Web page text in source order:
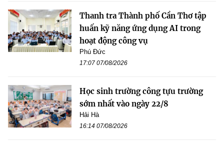
Thanh tra Thành phố Cần Thơ tập
huấn kỹ năng ứng dụng AI trong
hoạt động công vụ
Phú Đức
17:07 07/08/2026
Học sinh trường công tựu trường
sớm nhất vào ngày 22/8
Hải Hà
16:14 07/08/2026